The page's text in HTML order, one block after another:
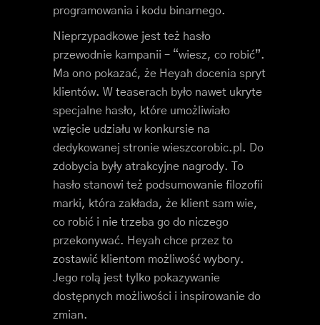
programowania i kodu binarnego.
Nieprzypadkowe jest też hasło
przewodnie kampanii – “wiesz, co robić”.
Ma ono pokazać, że Heyah docenia spryt
klientów. W teaserach było nawet ukryte
specjalne hasło, które umożliwiało
wzięcie udziału w konkursie na
dedykowanej stronie wieszcorobic.pl. Do
zdobycia były atrakcyjne nagrody. To
hasło stanowi też podsumowanie filozofii
marki, która zakłada, że klient sam wie,
co robić i nie trzeba go do niczego
przekonywać. Heyah chce przez to
zostawić klientom możliwość wybory.
Jego rolą jest tylko pokazywanie
dostępnych możliwości i inspirowanie do
zmian.